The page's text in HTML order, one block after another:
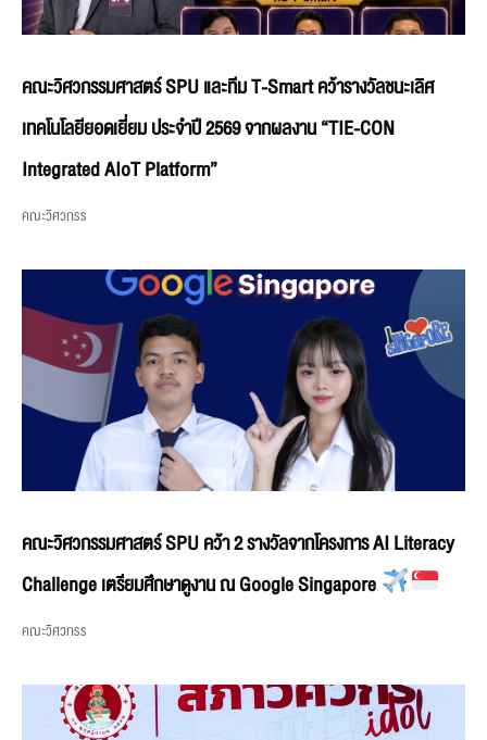
คณะวิศวกรรมศาสตร์ SPU และทีม T-Smart คว้ารางวัลชนะเลิศ
เทคโนโลยียอดเยี่ยม ประจำปี 2569 จากผลงาน “TIE-CON
Integrated AIoT Platform”
คณะวิศวกรร
คณะวิศวกรรมศาสตร์ SPU คว้า 2 รางวัลจากโครงการ AI Literacy
Challenge เตรียมศึกษาดูงาน ณ Google Singapore
คณะวิศวกรร